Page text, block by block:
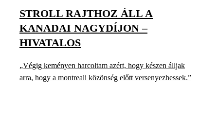
STROLL RAJTHOZ ÁLL A
KANADAI NAGYDÍJON –
HIVATALOS
„Végig keményen harcoltam azért, hogy készen álljak
arra, hogy a montreali közönség előtt versenyezhessek.”